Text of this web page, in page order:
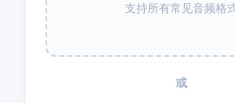
支持所有常见音频格
或